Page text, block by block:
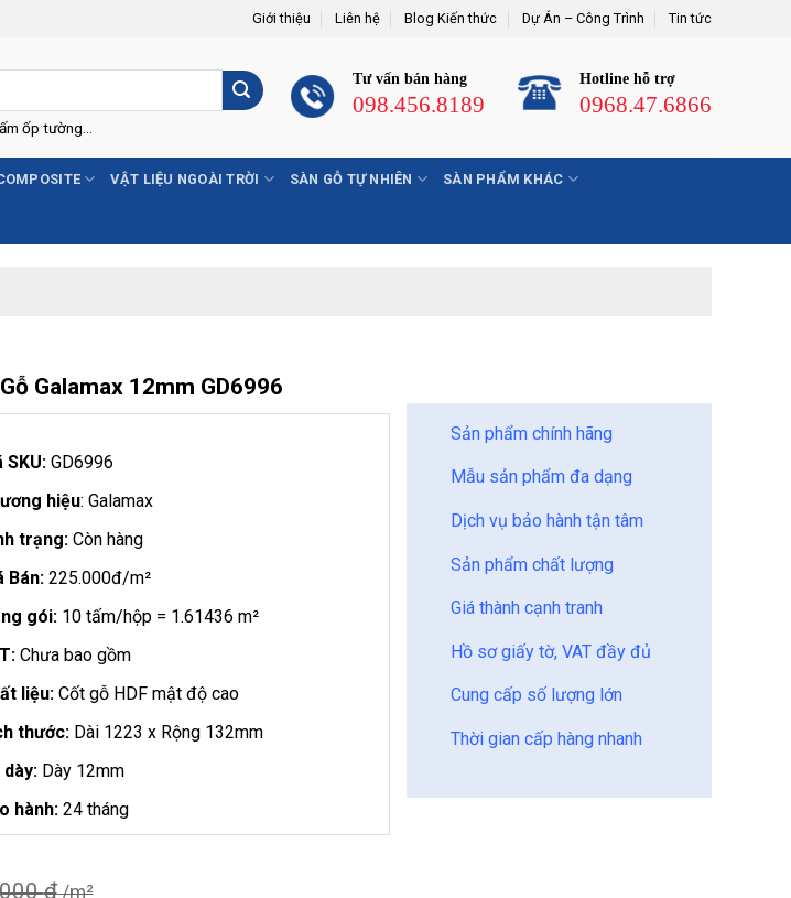
Giới thiệu Liên hệ Blog Kiến thức Dự Án – Công Trình Tin tức
ốp tường...
Tư vấn bán hàng
098.456.8189
Hotline hỗ trợ
0968.47.6866
VẬT LIỆU NGOÀI TRỜI SÀN GỖ TỰ NHIÊN SÀN PHẨM KHÁC
Galamax 12mm GD6996
SKU:GD6996
hiệu: Galamax
trạng:Còn hàng
Bán:225.000đ/m²
gói:10 tấm/hộp = 1.61436 m²
Chưa bao gồm
liệu:Cốt gỗ HDF mật độ cao
thước:Dài 1223 x Rộng 132mm
Dày 12mm
hành:24 tháng
₫
Sản phẩm chính hãng
Mẫu sản phẩm đa dạng
Dịch vụ bảo hành tận tâm
Sản phẩm chất lượng
Giá thành cạnh tranh
Hồ sơ giấy tờ, VAT đầy đủ
Cung cấp số lượng lớn
Thời gian cấp hàng nhanh